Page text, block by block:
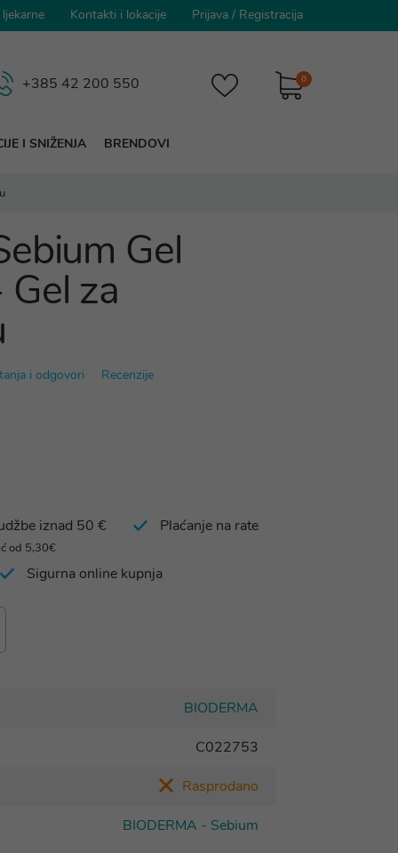
Kontakti i lokacije Prijava / Registracija
0
+385 42 200 550
I SNIŽENJA BRENDOVI
Gel
za
i odgovori Recenzije
iznad 50 €
od 5,30€
Plaćanje na rate
Sigurna online kupnja
BIODERMA
C022753
Rasprodano
BIODERMA - Sebium